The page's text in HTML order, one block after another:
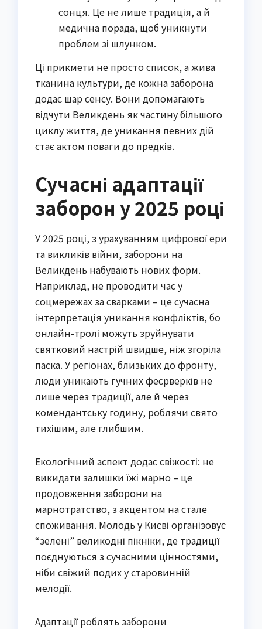
сонця. Це не лише традиція, а й
медична порада, щоб уникнути
проблем зі шлунком.
Ці прикмети не просто список, а жива
тканина культури, де кожна заборона
додає шар сенсу. Вони допомагають
відчути Великдень як частину більшого
циклу життя, де уникання певних дій
стає актом поваги до предків.
Сучасні адаптації
заборон у 2025 році
У 2025 році, з урахуванням цифрової ери
та викликів війни, заборони на
Великдень набувають нових форм.
Наприклад, не проводити час у
соцмережах за сварками – це сучасна
інтерпретація уникання конфліктів, бо
онлайн-тролі можуть зруйнувати
святковий настрій швидше, ніж згоріла
паска. У регіонах, близьких до фронту,
люди уникають гучних феєрверків не
лише через традиції, але й через
комендантську годину, роблячи свято
тихішим, але глибшим.
Екологічний аспект додає свіжості: не
викидати залишки їжі марно – це
продовження заборони на
марнотратство, з акцентом на стале
споживання. Молодь у Києві організовує
“зелені” великодні пікніки, де традиції
поєднуються з сучасними цінностями,
ніби свіжий подих у старовинній
мелодії.
Адаптації роблять заборони